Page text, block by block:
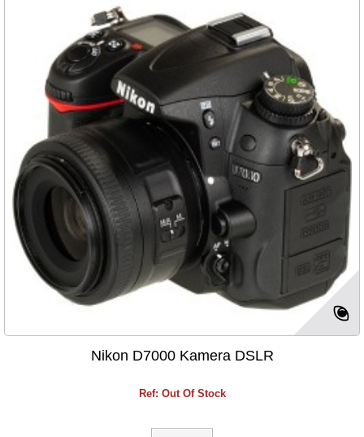
Nikon D7000 Kamera DSLR
Ref: Out Of Stock